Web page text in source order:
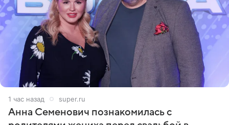
1 час назад super.ru
Анна Семенович познакомилась с